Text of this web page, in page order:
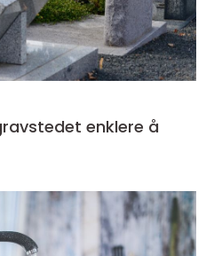
enklere å